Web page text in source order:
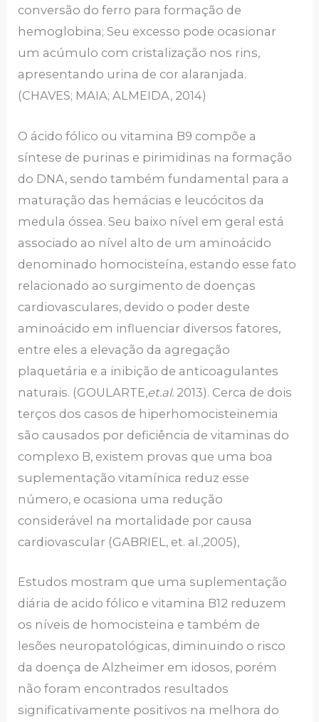
conversão do ferro para formação de
hemoglobina; Seu excesso pode ocasionar
um acúmulo com cristalização nos rins,
apresentando urina de cor alaranjada.
(CHAVES; MAIA; ALMEIDA, 2014)
O ácido fólico ou vitamina B9 compõe a
síntese de purinas e pirimidinas na formação
do DNA, sendo também fundamental para a
maturação das hemácias e leucócitos da
medula óssea. Seu baixo nível em geral está
associado ao nível alto de um aminoácido
denominado homocisteína, estando esse fato
relacionado ao surgimento de doenças
cardiovasculares, devido o poder deste
aminoácido em influenciar diversos fatores,
entre eles a elevação da agregação
plaquetária e a inibição de anticoagulantes
naturais. (GOULARTE,et.al. 2013). Cerca de dois
terços dos casos de hiperhomocisteinemia
são causados por deficiência de vitaminas do
complexo B, existem provas que uma boa
suplementação vitamínica reduz esse
número, e ocasiona uma redução
considerável na mortalidade por causa
cardiovascular (GABRIEL, et. al.,2005),
Estudos mostram que uma suplementação
diária de acido fólico e vitamina B12 reduzem
os níveis de homocisteina e também de
lesões neuropatológicas, diminuindo o risco
da doença de Alzheimer em idosos, porém
não foram encontrados resultados
significativamente positivos na melhora do